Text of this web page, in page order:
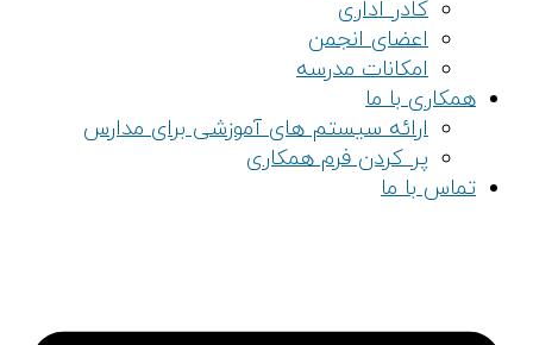
کادر اداری
اعضای انجمن
امکانات مدرسه
همکاری با ما
ارائه سیستم های آموزشی برای مدارس
پر کردن فرم همکاری
تماس با ما